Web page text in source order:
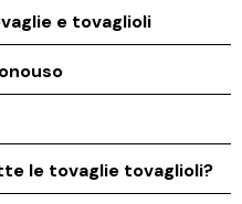
e tovaglioli
le tovaglie tovaglioli?